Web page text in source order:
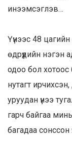
инээмсэглэв…
Үүнээс 48
өдрүүдийн
одоо бол
нутагт
уруудан үнээ
гарч байгаа
багадаа сонссон